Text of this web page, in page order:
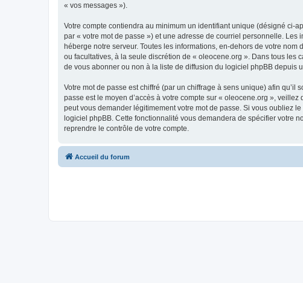
« vos messages »).
Votre compte contiendra au minimum un identifiant unique (désigné ci-
par « votre mot de passe ») et une adresse de courriel personnelle.
héberge notre serveur. Toutes les informations, en-dehors de votre
ou facultatives, à la seule discrétion de « oleocene.org ». Dans tous
de vous abonner ou non à la liste de diffusion du logiciel phpBB depuis
Votre mot de passe est chiffré (par un chiffrage à sens unique) afin
passe est le moyen d’accès à votre compte sur « oleocene.org »,
peut vous demander légitimement votre mot de passe. Si vous oubliez
logiciel phpBB. Cette fonctionnalité vous demandera de spécifier votre
reprendre le contrôle de votre compte.
Accueil du forum